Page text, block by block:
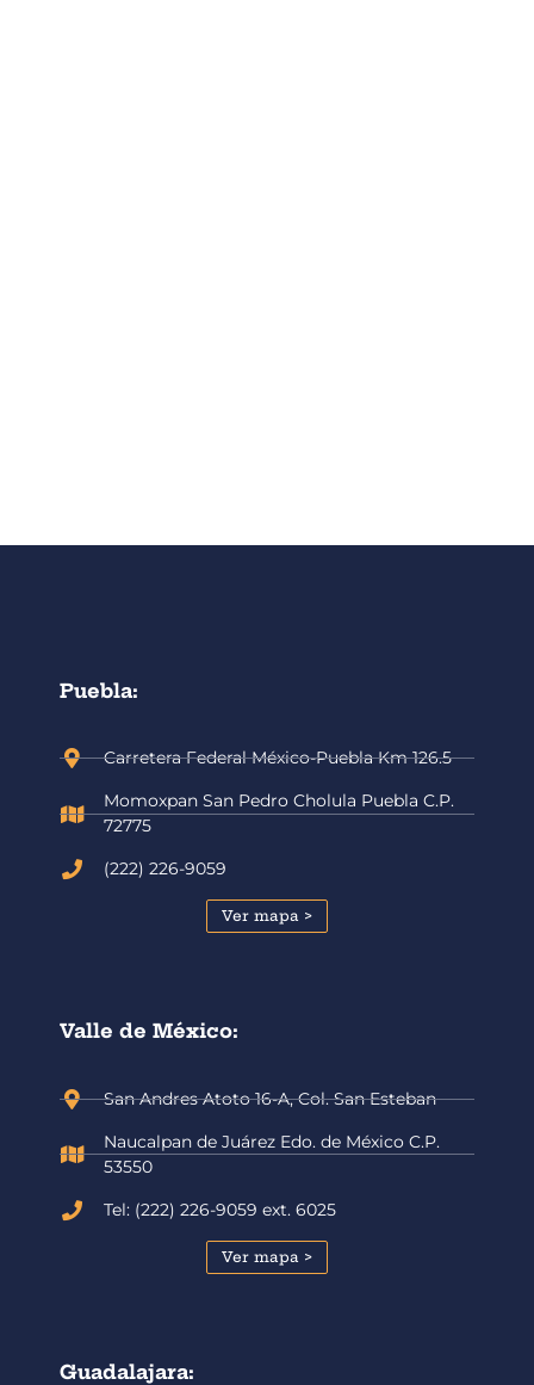
Puebla:
Carretera Federal México-Puebla Km 126.5
Momoxpan San Pedro Cholula Puebla C.P.
72775
(222) 226-9059
Ver mapa >
Valle de México:
San Andres Atoto 16-A, Col. San Esteban
Naucalpan de Juárez Edo. de México C.P.
53550
Tel: (222) 226-9059 ext. 6025
Ver mapa >
Guadalajara: